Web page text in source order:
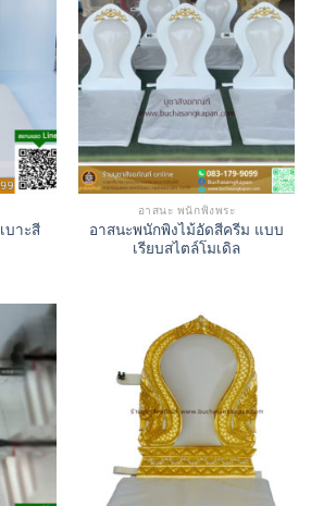
บาะสี
อาสนะ พนักพิงพระ
อาสนะพนักพิงไม้อัดสีครีม แบบ
เรียบสไตล์โมเดิล